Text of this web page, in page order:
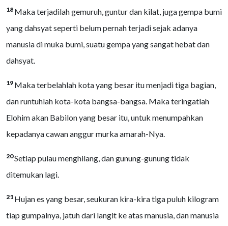
18 Maka terjadilah gemuruh, guntur dan kilat, juga gempa bumi
yang dahsyat seperti belum pernah terjadi sejak adanya
manusia di muka bumi, suatu gempa yang sangat hebat dan
dahsyat.
19 Maka terbelahlah kota yang besar itu menjadi tiga bagian,
dan runtuhlah kota-kota bangsa-bangsa. Maka teringatlah
Elohim akan Babilon yang besar itu, untuk menumpahkan
kepadanya cawan anggur murka amarah-Nya.
20Setiap pulau menghilang, dan gunung-gunung tidak
ditemukan lagi.
21 Hujan es yang besar, seukuran kira-kira tiga puluh kilogram
tiap gumpalnya, jatuh dari langit ke atas manusia, dan manusia